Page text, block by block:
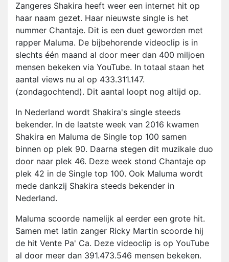
Zangeres Shakira heeft weer een internet hit op
haar naam gezet. Haar nieuwste single is het
nummer Chantaje. Dit is een duet geworden met
rapper Maluma. De bijbehorende videoclip is in
slechts één maand al door meer dan 400 miljoen
mensen bekeken via YouTube. In totaal staan het
aantal views nu al op 433.311.147.
(zondagochtend). Dit aantal loopt nog altijd op.
In Nederland wordt Shakira's single steeds
bekender. In de laatste week van 2016 kwamen
Shakira en Maluma de Single top 100 samen
binnen op plek 90. Daarna stegen dit muzikale duo
door naar plek 46. Deze week stond Chantaje op
plek 42 in de Single top 100. Ook Maluma wordt
mede dankzij Shakira steeds bekender in
Nederland.
Maluma scoorde namelijk al eerder een grote hit.
Samen met latin zanger Ricky Martin scoorde hij
de hit Vente Pa' Ca. Deze videoclip is op YouTube
al door meer dan 391.473.546 mensen bekeken.